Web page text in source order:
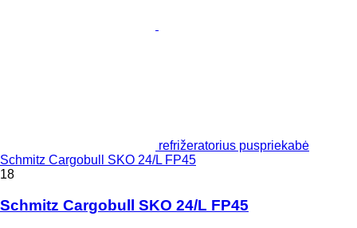
refrižeratorius puspriekabė
Schmitz Cargobull SKO 24/L FP45
18
Schmitz Cargobull SKO 24/L FP45